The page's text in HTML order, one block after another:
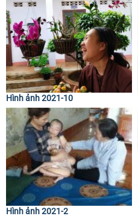
Hình ảnh 2021-10
Hình ảnh 2021-2